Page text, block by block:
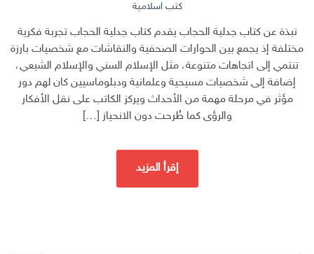
كتب اسلامية
نبذة عن كتاب جدلية الحجاب يقدم كتاب جدلية الحجاب تجربة فكرية
مختلفة إذ يجمع بين الحوارات الصحفية والنقاشات مع شخصيات بارزة
تنتمي إلى اتجاهات متنوعة، مثل الإسلام السني والإسلام الشيعي،
إضافة إلى شخصيات مسيحية وعلمانية ودبلوماسيين كان لهم دور
مؤثر في مرحلة مهمة من الأحداث ويركز الكاتب على نقل الأفكار
والرؤى كما طُرحت دون الانحياز […]
إقرأ المزيد